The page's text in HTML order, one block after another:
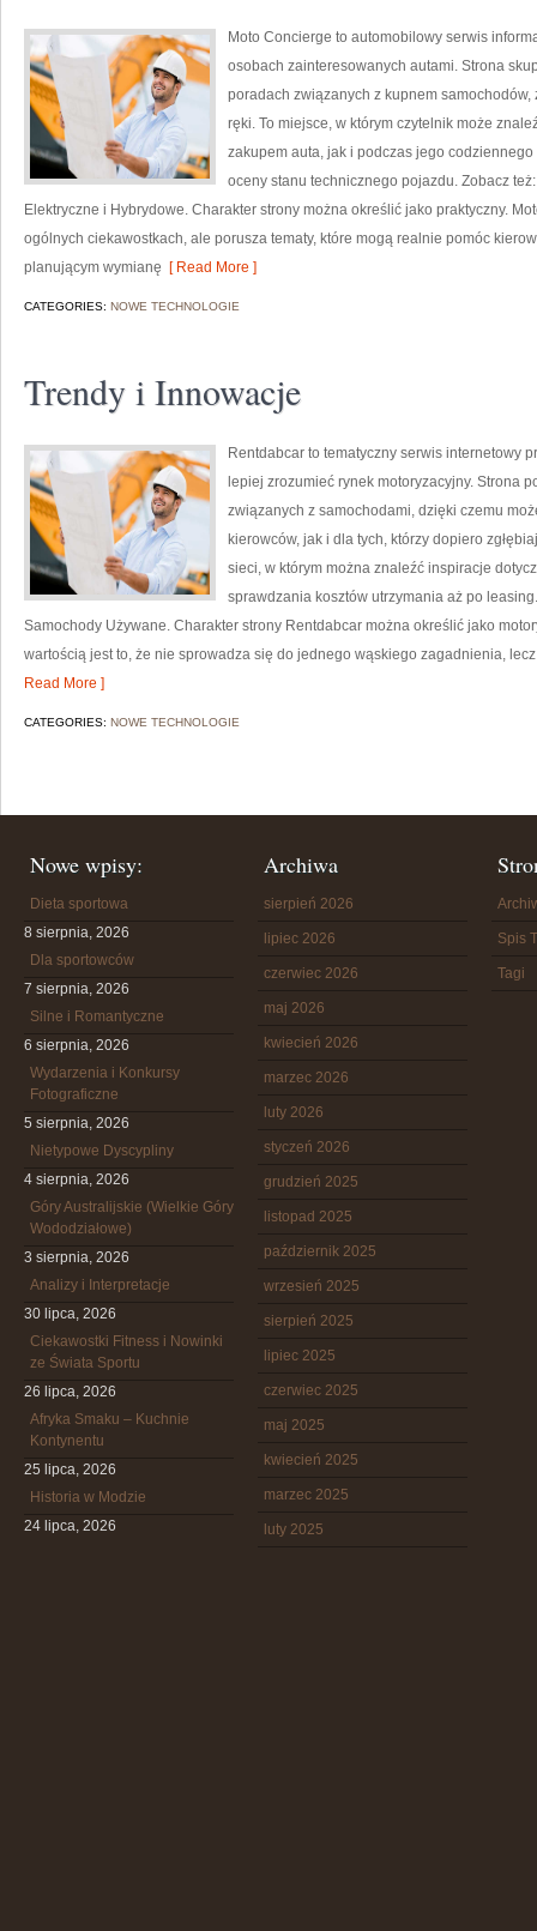
Moto Concierge to automobilowy serwis
osobach zainteresowanych autami. Strona
poradach związanych z kupnem
ręki. To miejsce, w którym czytelnik może
zakupem auta, jak i podczas jego
oceny stanu technicznego pojazdu. Zobacz
Elektryczne i Hybrydowe. Charakter strony można określić jako praktyczny.
ogólnych ciekawostkach, ale porusza tematy, które mogą realnie pomóc
planującym wymianę [ Read More ]
CATEGORIES: NOWE TECHNOLOGIE
Trendy i Innowacje
Rentdabcar to tematyczny serwis internetowy
lepiej zrozumieć rynek motoryzacyjny. Strona
związanych z samochodami, dzięki czemu
kierowców, jak i dla tych, którzy dopiero
sieci, w którym można znaleźć inspiracje
sprawdzania kosztów utrzymania aż po
Samochody Używane. Charakter strony Rentdabcar można określić jako
wartością jest to, że nie sprowadza się do jednego wąskiego zagadnienia,
Read More ]
CATEGORIES: NOWE TECHNOLOGIE
Nowe wpisy:
Dieta sportowa
8 sierpnia, 2026
Dla sportowców
7 sierpnia, 2026
Silne i Romantyczne
6 sierpnia, 2026
Wydarzenia i Konkursy
Fotograficzne
5 sierpnia, 2026
Nietypowe Dyscypliny
4 sierpnia, 2026
Góry Australijskie (Wielkie Góry
Wododziałowe)
3 sierpnia, 2026
Analizy i Interpretacje
30 lipca, 2026
Ciekawostki Fitness i Nowinki
ze Świata Sportu
26 lipca, 2026
Afryka Smaku – Kuchnie
Kontynentu
25 lipca, 2026
Historia w Modzie
24 lipca, 2026
Archiwa
sierpień 2026
lipiec 2026
czerwiec 2026
maj 2026
kwiecień 2026
marzec 2026
luty 2026
styczeń 2026
grudzień 2025
listopad 2025
październik 2025
wrzesień 2025
sierpień 2025
lipiec 2025
czerwiec 2025
maj 2025
kwiecień 2025
marzec 2025
luty 2025
Spis
Tagi